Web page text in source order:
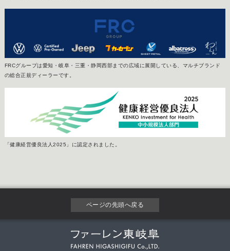
FRCグループは愛知・岐阜・三重・静岡西部までの広域に展開している、マルチブランド
の総合正規ディーラーです。
「健康経営優良法人2025」に認定されました。
ページの先頭へ戻る